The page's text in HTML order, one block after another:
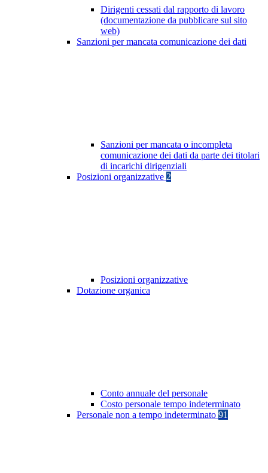
Dirigenti cessati dal rapporto di lavoro
(documentazione da pubblicare sul sito
web)
Sanzioni per mancata comunicazione dei dati
Sanzioni per mancata o incompleta
comunicazione dei dati da parte dei titolari
di incarichi dirigenziali
Posizioni organizzative 2
Posizioni organizzative
Dotazione organica
Conto annuale del personale
Costo personale tempo indeterminato
Personale non a tempo indeterminato 91